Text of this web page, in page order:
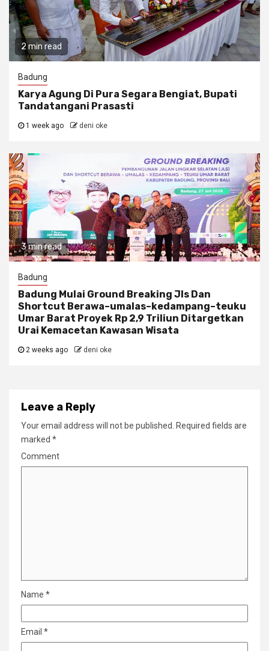
2 min read
Badung
Karya Agung Di Pura Segara Bengiat, Bupati
Tandatangani Prasasti
1 week ago deni oke
3 min read
Badung
Badung Mulai Ground Breaking Jls Dan
Shortcut Berawa–umalas–kedampang–teuku
Umar Barat Proyek Rp 2,9 Triliun Ditargetkan
Urai Kemacetan Kawasan Wisata
2 weeks ago deni oke
Leave a Reply
Your email address will not be published. Required fields are
marked *
Comment
Name *
Email *